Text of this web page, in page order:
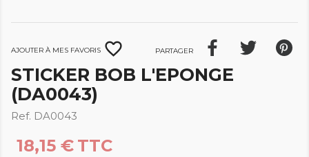
Ajouter à mes favoris favorite_border Partager
STICKER BOB L'EPONGE
(DA0043)
Ref. DA0043
18,15 € TTC